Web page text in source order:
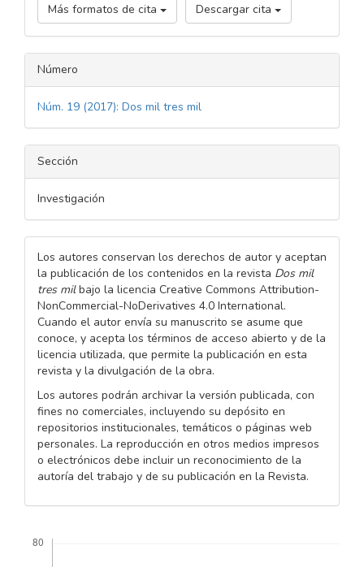
Más formatos de cita Descargar cita
Número
Núm. 19 (2017): Dos mil tres mil
Sección
Investigación
Los autores conservan los derechos de autor y aceptan
la publicación de los contenidos en la revista Dos mil
tres milbajo la licencia Creative Commons Attribution-
NonCommercial-NoDerivatives 4.0 International.
Cuando el autor envía su manuscrito se asume que
conoce, y acepta los términos de acceso abierto y de la
licencia utilizada, que permite la publicación en esta
revista y la divulgación de la obra.
Los autores podrán archivar la versión publicada, con
fines no comerciales, incluyendo su depósito en
repositorios institucionales, temáticos o páginas web
personales. La reproducción en otros medios impresos
o electrónicos debe incluir un reconocimiento de la
autoría del trabajo y de su publicación en la Revista.